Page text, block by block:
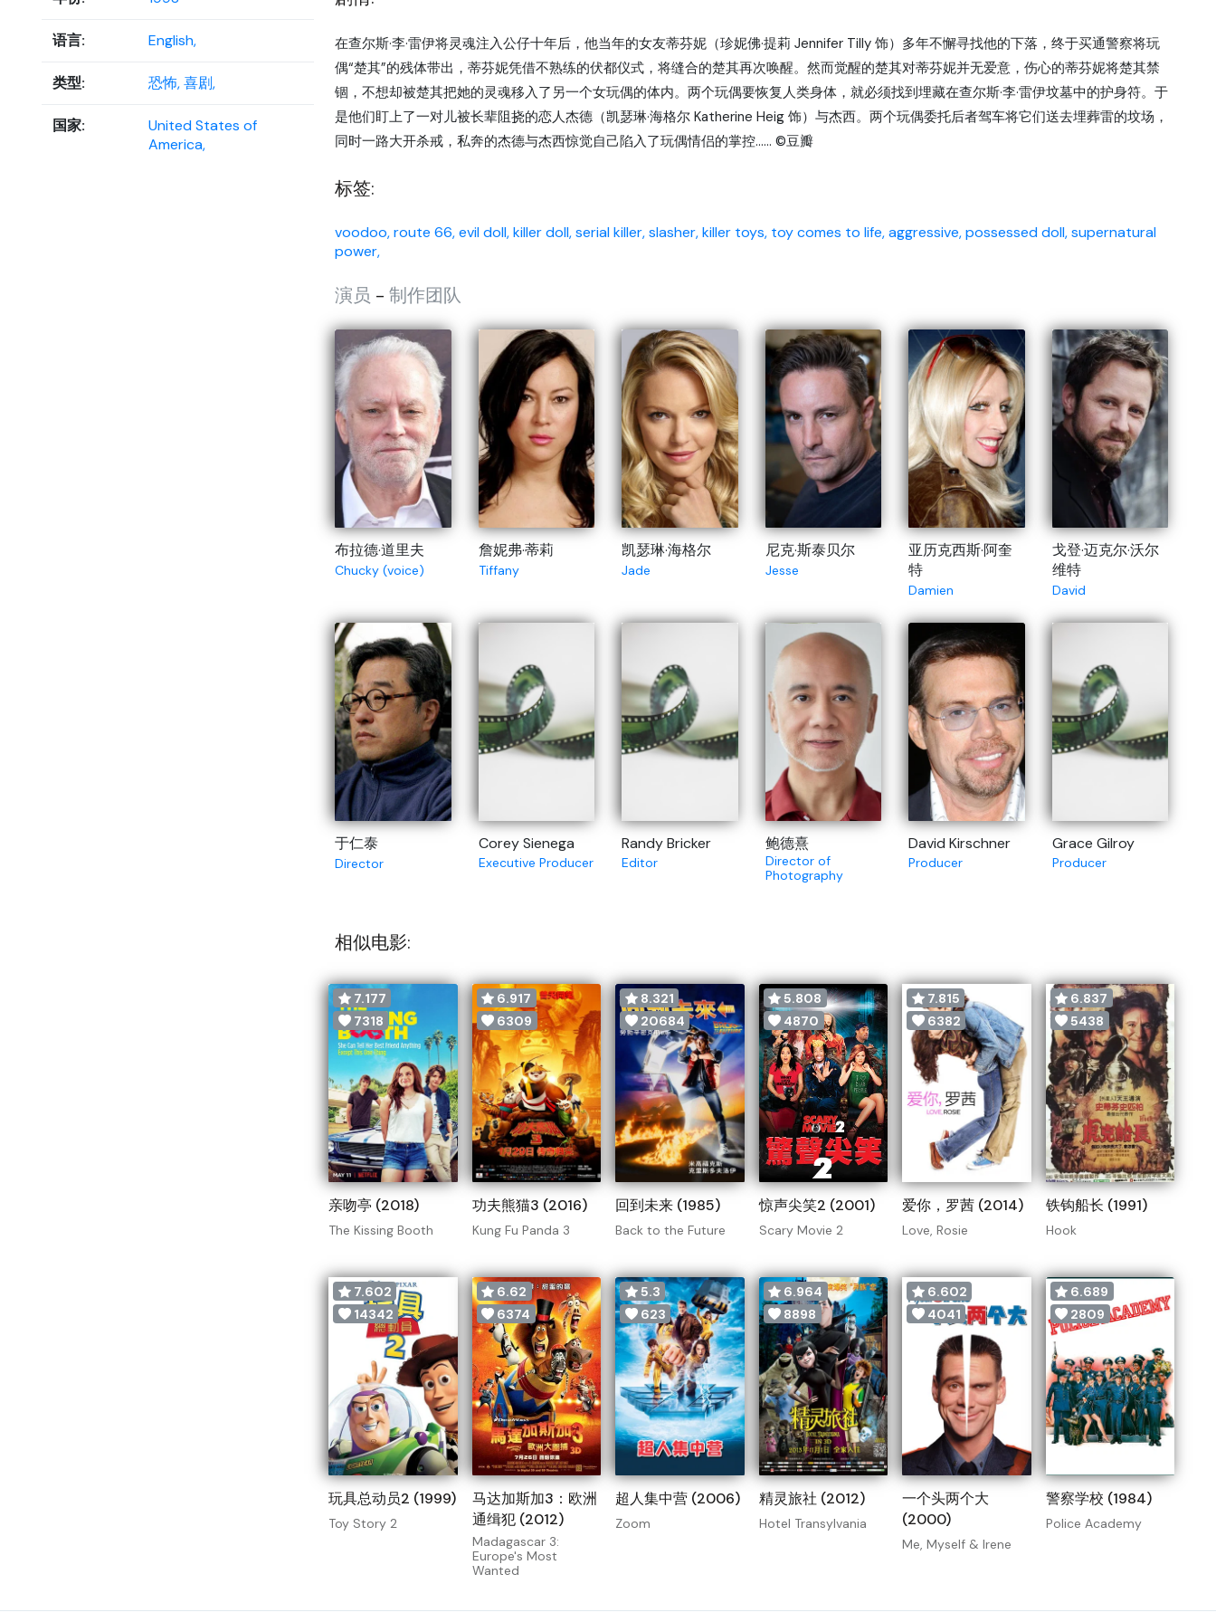
语言: English,
类型: 恐怖,喜剧,
国家:
United States of
America,
在查尔斯·李·雷伊将灵魂注入公仔十年后，他当年的女友蒂芬妮（珍妮佛·提莉 Jennifer Tilly 饰）多年不懈寻找他的下落，终于买通警察将玩
偶“楚其”的残体带出，蒂芬妮凭借不熟练的伏都仪式，将缝合的楚其再次唤醒。然而觉醒的楚其对蒂芬妮并无爱意，伤心的蒂芬妮将楚其禁
锢，不想却被楚其把她的灵魂移入了另一个女玩偶的体内。两个玩偶要恢复人类身体，就必须找到埋藏在查尔斯·李·雷伊坟墓中的护身符。于
是他们盯上了一对儿被长辈阻挠的恋人杰德（凯瑟琳·海格尔 Katherine Heig 饰）与杰西。两个玩偶委托后者驾车将它们送去埋葬雷的坟场，
同时一路大开杀戒，私奔的杰德与杰西惊觉自己陷入了玩偶情侣的掌控…… ©豆瓣
标签:
voodoo,route 66,evil doll,killer doll,serial killer,slasher,killer toys, toy comes to life,aggressive,possessed doll,supernatural
power,
演员 - 制作团队
布拉德·道里夫
Chucky (voice)
詹妮弗·蒂莉
Tiffany
凯瑟琳·海格尔
Jade
尼克·斯泰贝尔
Jesse
亚历克西斯·阿奎
特
Damien
戈登·迈克尔·沃尔
维特
David
于仁泰
Director
Corey Sienega
Executive Producer
Randy Bricker
Editor
鲍德熹
Director of
Photography
David Kirschner
Producer
Grace Gilroy
Producer
相似电影:
7.177
7318
亲吻亭 (2018)
The Kissing Booth
6.917
6309
功夫熊猫3 (2016)
Kung Fu Panda 3
8.321
20684
回到未来 (1985)
Back to the Future
5.808
4870
惊声尖笑2 (2001)
Scary Movie 2
7.815
6382
爱你，罗茜 (2014)
Love, Rosie
6.837
5438
铁钩船长 (1991)
Hook
7.602
14342
玩具总动员2 (1999)
Toy Story 2
6.62
6374
马达加斯加3：欧洲
通缉犯 (2012)
Madagascar 3:
Europe's Most
Wanted
5.3
623
超人集中营 (2006)
Zoom
6.964
8898
精灵旅社 (2012)
Hotel Transylvania
6.602
4041
一个头两个大
(2000)
Me, Myself & Irene
6.689
2809
警察学校 (1984)
Police Academy